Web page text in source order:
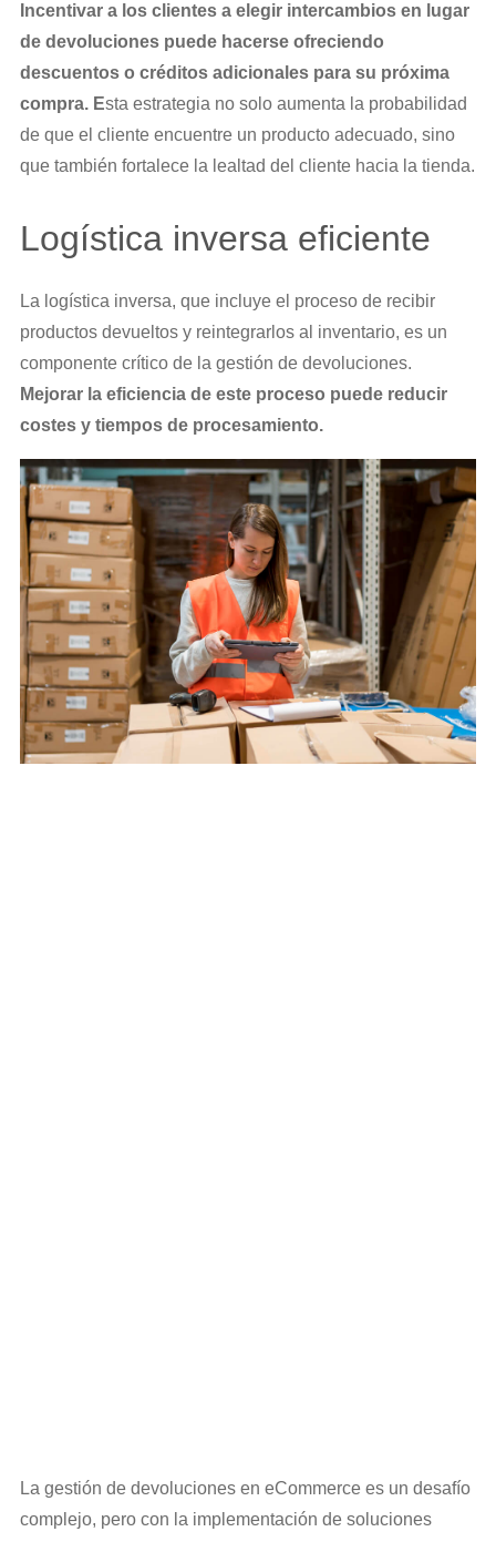
Incentivar a los clientes a elegir intercambios en lugar
de devoluciones puede hacerse ofreciendo
descuentos o créditos adicionales para su próxima
compra. Esta estrategia no solo aumenta la probabilidad
de que el cliente encuentre un producto adecuado, sino
que también fortalece la lealtad del cliente hacia la tienda.
Logística inversa eficiente
La logística inversa, que incluye el proceso de recibir
productos devueltos y reintegrarlos al inventario, es un
componente crítico de la gestión de devoluciones.
Mejorar la eficiencia de este proceso puede reducir
costes y tiempos de procesamiento.
La gestión de devoluciones en eCommerce es un desafío
complejo, pero con la implementación de soluciones